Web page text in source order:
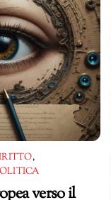
,
verso il